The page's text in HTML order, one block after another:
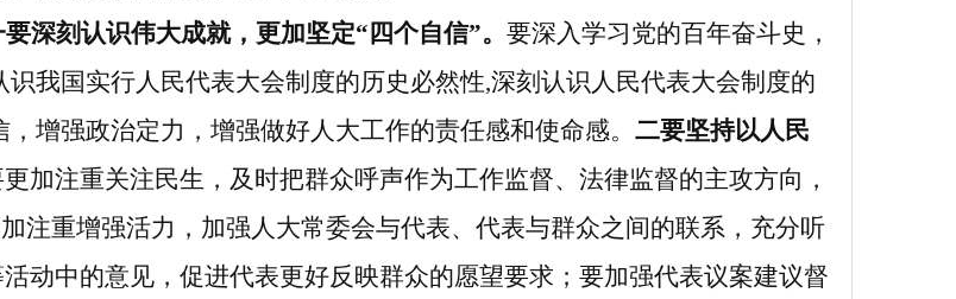
要深刻认识伟大成就，更加坚定“四个自信”。 要深入学习党的百年奋斗史，
识我国实行人民代表大会制度的历史必然性,深刻认识人民代表大会制度的
增强政治定力，增强做好人大工作的责任感和使命感。 二要坚持以人民
加注重关注民生，及时把群众呼声作为工作监督、法律监督的主攻方向，
注重增强活力，加强人大常委会与代表、代表与群众之间的联系，充分听
动中的意见，促进代表更好反映群众的愿望要求；要加强代表议案建议督